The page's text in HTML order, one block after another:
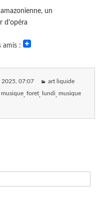
un
d'opéra
amis :
2025 , 07:07 art liquide
musique foret lundi musique